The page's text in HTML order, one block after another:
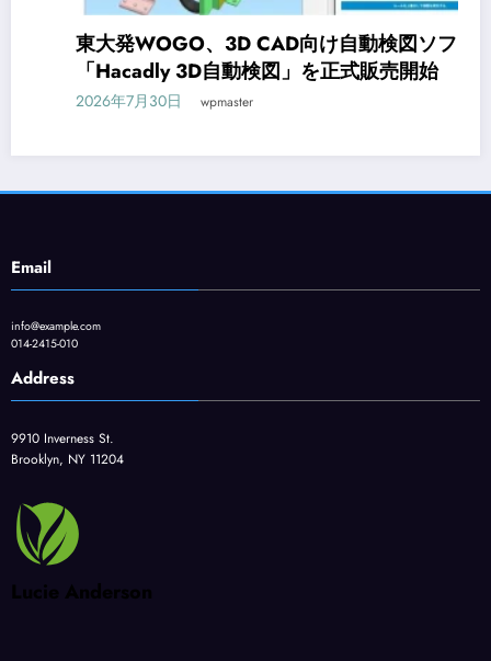
東大発WOGO、3D CAD向け自動検図ソフト
「Hacadly 3D自動検図」を正式販売開始
2026年7月30日 wpmaster
Email
info@example.com
014-2415-010
Address
9910 Inverness St.
Brooklyn, NY 11204
Lucie Anderson